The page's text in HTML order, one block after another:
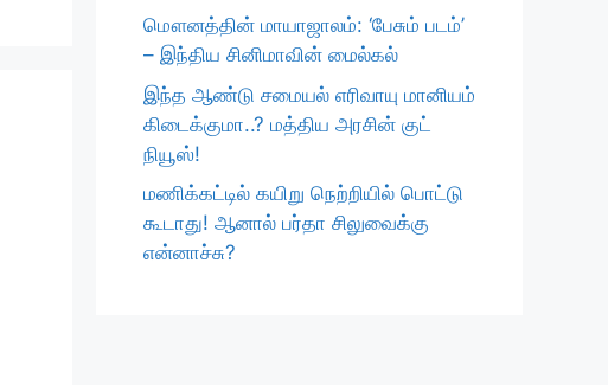
மௌனத்தின் மாயாஜாலம்: ‘பேசும் படம்’
– இந்திய சினிமாவின் மைல்கல்
இந்த ஆண்டு சமையல் எரிவாயு மானியம்
கிடைக்குமா..? மத்திய அரசின் குட்
நியூஸ்!
மணிக்கட்டில் கயிறு நெற்றியில் பொட்டு
கூடாது! ஆனால் பர்தா சிலுவைக்கு
என்னாச்சு?